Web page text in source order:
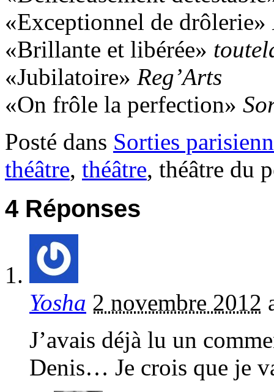
«Exceptionnel de drôlerie»
«Brillante et libérée»
«Jubilatoire» Reg’Arts
«On frôle la perfection»
Posté dans Sorties
théâtre, théâtre, théâtre du
4 Réponses
Yosha 2 novembre 2012
J’avais déjà lu un
Denis… Je crois que je